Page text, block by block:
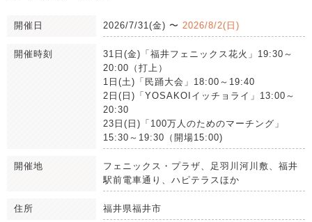
開催日 2026/7/31(金) 〜 2026/8/2(日)
開催時刻
31日(金)「福井フェニックス花火」19:30～
20:00（打上）
1日(土)「民踊大会」18:00～19:40
2日(日)「YOSAKOIイッチョライ」13:00～
20:30
23日(日)「100万人のためのマーチング」
15:30～19:30（開場15:00)
開催地
フェニックス・プラザ、足羽川河川敷、福井
駅前電車通り、ハピテラスほか
住所 福井県福井市